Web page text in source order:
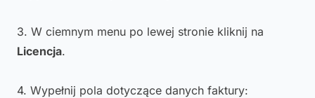
3. W ciemnym menu po lewej stronie kliknij na
Licencja.
4. Wypełnij pola dotyczące danych faktury: